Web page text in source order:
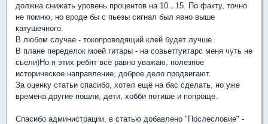
должна снижать уровень процентов на 10...15. По факту, точно
не помню, но вроде бы с пьезы сигнал был явно выше
катушечного.
В любом случае - токопроводящий клей будет лучше.
В плане переделок моей гитары - на совьетгуитарс меня чуть не
сьели)Но я этих ребят всё равно уважаю, полезное
историческое направление, доброе дело продвигают.
За оценку статьи спасибо, хотел ещё на бас сделать, но уже
времена другие пошли, дети, хобби потише и попроще.
Спасибо администрации, в статью добавлено "Послесловие" -